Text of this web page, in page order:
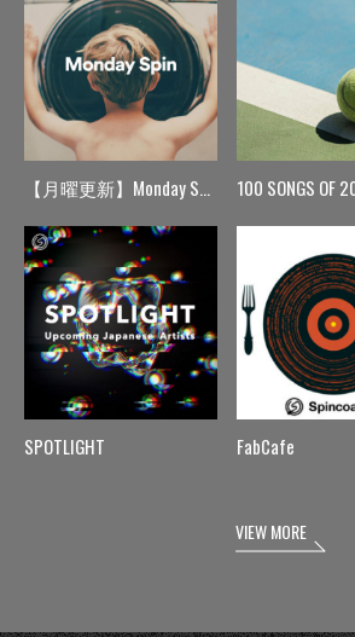
【月曜更新】Monday Spin
SPOTLIGHT
100 SONGS OF
FabCafe
VIEW MORE